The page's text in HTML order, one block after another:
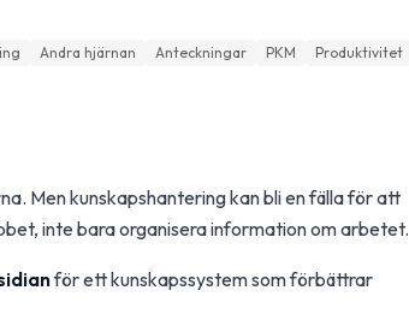
Andra hjärnan Anteckningar PKM Produktivitet
Men kunskapshantering kan bli en fälla för att
inte bara organisera information om arbetet.
för ett kunskapssystem som förbättrar